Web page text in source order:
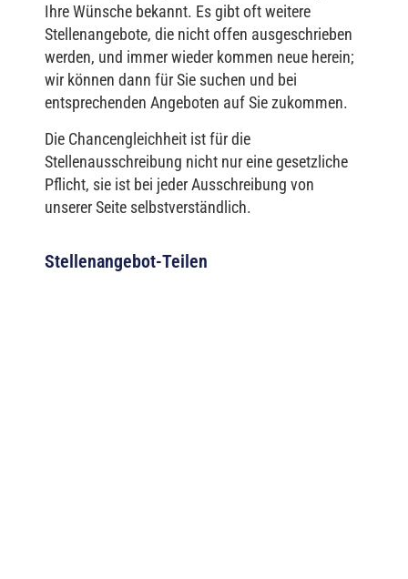
Ihre Wünsche bekannt. Es gibt oft weitere
Stellenangebote, die nicht offen ausgeschrieben
werden, und immer wieder kommen neue herein;
wir können dann für Sie suchen und bei
entsprechenden Angeboten auf Sie zukommen.
Die Chancengleichheit ist für die
Stellenausschreibung nicht nur eine gesetzliche
Pflicht, sie ist bei jeder Ausschreibung von
unserer Seite selbstverständlich.
Stellenangebot-Teilen